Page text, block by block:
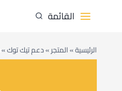
القائمة
الرئيسية»المتجر»دعم تيك توك»